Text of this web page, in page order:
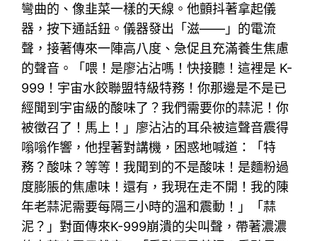
彎曲的、像韭菜一樣的天線。他顫抖著拿起儀
器，按下通話鈕。儀器發出「滋——」的電流
聲，接著傳來一陣高八度、急促且充滿養生焦慮
的聲音。「喂！是廖沾沾嗎！快接聽！這裡是 K-
999！宇宙水餃聯盟特級特務！你那邊是不是已
經聞到宇宙級的酸味了？我們需要你的蒜泥！你
被徵召了！馬上！」廖沾沾的耳朵被這聲音震得
嗡嗡作響，他捏著對講機，困惑地喊道：「特
務？酸味？等等！我聞到的不是酸味！是麵粉過
度膨脹的焦慮味！還有，我現在走不開！我的陳
年老蒜泥需要每隔三小時的溫和震動！」「蒜
泥？」對面傳來K-999崩潰的尖叫聲，帶著濃濃